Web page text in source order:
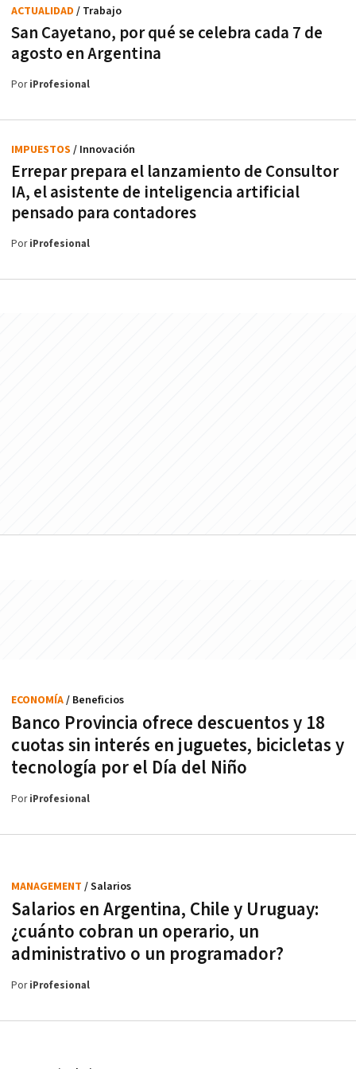
San Cayetano, por qué se celebra cada 7 de
agosto en Argentina
ACTUALIDAD / Trabajo
PoriProfesional
Errepar prepara el lanzamiento de Consultor
IA, el asistente de inteligencia artificial
pensado para contadores
IMPUESTOS / Innovación
PoriProfesional
Banco Provincia ofrece descuentos y 18
cuotas sin interés en juguetes, bicicletas y
tecnología por el Día del Niño
ECONOMÍA/ Beneficios
PoriProfesional
Salarios en Argentina, Chile y Uruguay:
¿cuánto cobran un operario, un
administrativo o un programador?
MANAGEMENT / Salarios
PoriProfesional